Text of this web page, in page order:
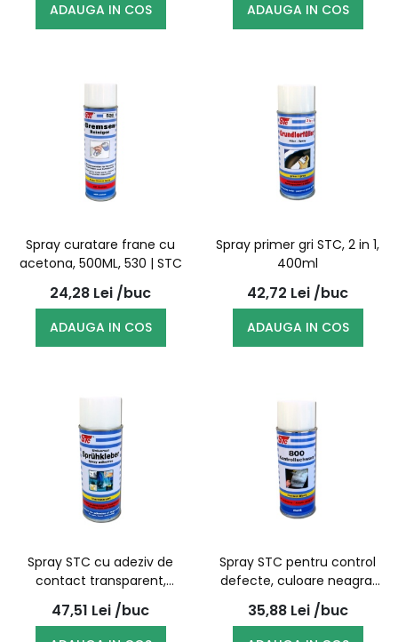
ADAUGA IN COS ADAUGA IN COS
Spray curatare frane cu
acetona, 500ML, 530 | STC
24,28 Lei /buc
ADAUGA IN COS
Spray primer gri STC, 2 in 1,
400ml
42,72 Lei /buc
ADAUGA IN COS
Spray STC cu adeziv de
contact transparent,
400ML
47,51 Lei /buc
Spray STC pentru control
defecte, culoare neagra,
400ml
35,88 Lei /buc